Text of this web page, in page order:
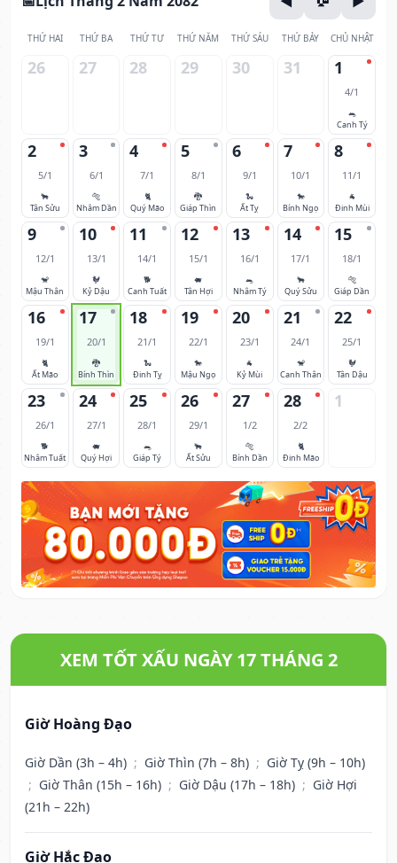
THỨ HAI THỨ BA THỨ TƯ THỨ NĂM THỨ SÁU THỨ BẢY CHỦ NHẬT
26 27 28 29 30 31 1
4/1
🐀
Canh Tý
2
5/1
🐂
Tân Sửu
3
6/1
🐅
Nhâm Dần
4
7/1
🐈
Quý Mão
5
8/1
🐉
Giáp Thìn
6
9/1
🐍
Ất Tỵ
7
10/1
🐎
Bính Ngọ
8
11/1
🐐
Đinh Mùi
9
12/1
🐒
Mậu Thân
10
13/1
🐓
Kỷ Dậu
11
14/1
🐕
Canh Tuất
12
15/1
🐖
Tân Hợi
13
16/1
🐀
Nhâm Tý
14
17/1
🐂
Quý Sửu
15
18/1
🐅
Giáp Dần
16
19/1
🐈
Ất Mão
17
20/1
🐉
Bính Thìn
18
21/1
🐍
Đinh Tỵ
19
22/1
🐎
Mậu Ngọ
20
23/1
🐐
Kỷ Mùi
21
24/1
🐒
Canh Thân
22
25/1
🐓
Tân Dậu
23
26/1
🐕
Nhâm Tuất
24
27/1
🐖
Quý Hợi
25
28/1
🐀
Giáp Tý
26
29/1
🐂
Ất Sửu
27
1/2
🐅
Bính Dần
28
2/2
🐈
Đinh Mão
1
XEM TỐT XẤU NGÀY 17 THÁNG 2
Giờ Hoàng Đạo
Giờ Dần (3h – 4h) ; Giờ Thìn (7h – 8h) ; Giờ Tỵ (9h – 10h)
; Giờ Thân (15h – 16h) ; Giờ Dậu (17h – 18h) ; Giờ Hợi
(21h – 22h)
Giờ Hắc Đạo